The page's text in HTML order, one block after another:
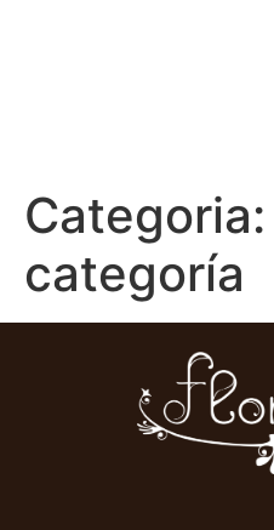
Categoria:
categoría